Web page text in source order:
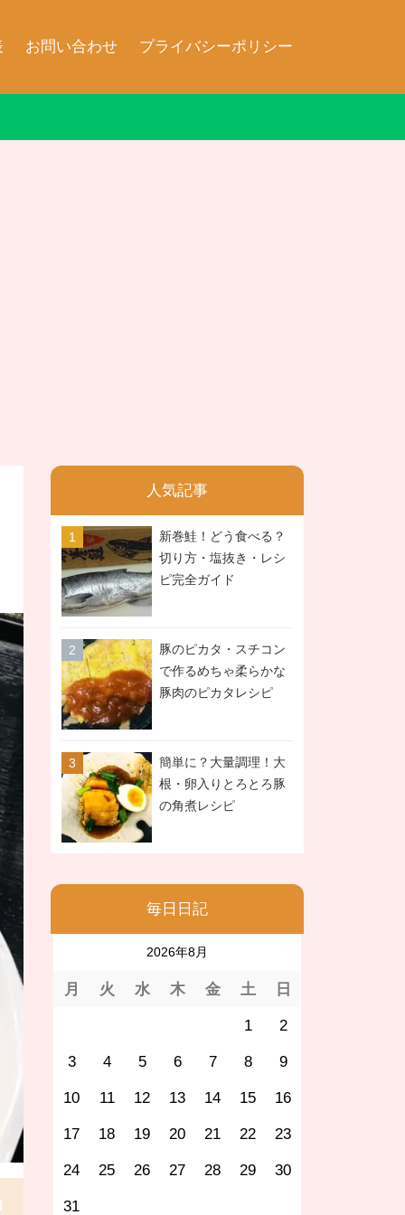
お問い合わせ プライバシーポリシー
人気記事
新巻鮭！どう食べる？
切り方・塩抜き・レシ
ピ完全ガイド
豚のピカタ・スチコン
で作るめちゃ柔らかな
豚肉のピカタレシピ
簡単に？大量調理！大
根・卵入りとろとろ豚
の角煮レシピ
毎日日記
2026年8月
月 火 水 木 金 土 日
1 2
3 4 5 6 7 8 9
10 11 12 13 14 15 16
17 18 19 20 21 22 23
24 25 26 27 28 29 30
31